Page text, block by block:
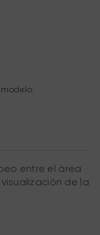
entre el área
de la